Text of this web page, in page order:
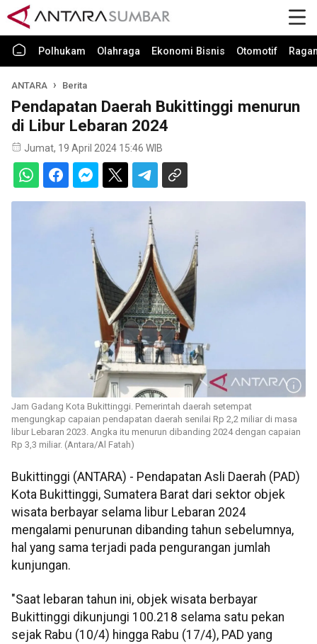
Polhukam Olahraga Ekonomi Bisnis Otomotif
ANTARA Berita
Pendapatan Daerah Bukittinggi menurun
di Libur Lebaran 2024
Jumat, 19 April 2024 15:46 WIB
Jam Gadang Kota Bukittinggi. Pemerintah daerah setempat
mengungkap capaian pendapatan daerah senilai Rp 2,2 miliar di masa
libur Lebaran 2023. Angka itu menurun dibanding 2024 dengan capaian
Rp 3,3 miliar. (Antara/Al Fatah)
Bukittinggi (ANTARA) - Pendapatan Asli Daerah (PAD)
Kota Bukittinggi, Sumatera Barat dari sektor objek
wisata berbayar selama libur Lebaran 2024
mengalami penurunan dibanding tahun sebelumnya,
hal yang sama terjadi pada pengurangan jumlah
kunjungan.
"Saat lebaran tahun ini, objek wisata berbayar
Bukittinggi dikunjungi 100.218 selama satu pekan
sejak Rabu (10/4) hingga Rabu (17/4), PAD yang